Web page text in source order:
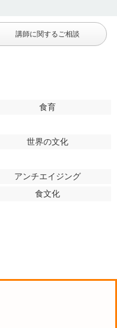
講師に関するご相談
食育
世界の文化
アンチエイジング
食文化